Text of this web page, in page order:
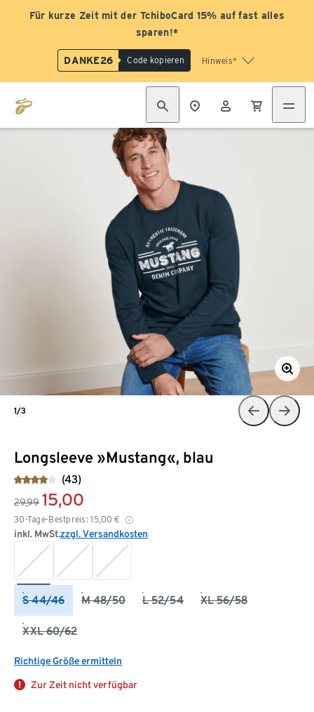
Für kurze Zeit mit der TchiboCard 15% auf fast alles
sparen!*
DANKE26 Code kopieren Hinweis*
Longsleeve »Mustang«, blau
(43)
29,99 15,00
30-Tage-Bestpreis: 15,00 €
inkl. MwSt.zzgl. Versandkosten
S 44/46 M 48/50 L 52/54 XL 56/58
XXL 60/62
Richtige Größe ermitteln
Zur Zeit nicht verfügbar
1/3